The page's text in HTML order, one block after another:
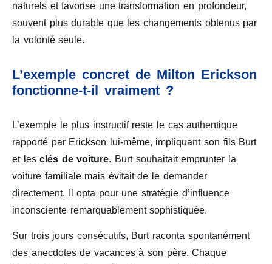
naturels et favorise une transformation en profondeur,
souvent plus durable que les changements obtenus par
la volonté seule.
L’exemple concret de Milton Erickson
fonctionne-t-il vraiment ?
L’exemple le plus instructif reste le cas authentique
rapporté par Erickson lui-même, impliquant son fils Burt
et lesclés de voiture. Burt souhaitait emprunter la
voiture familiale mais évitait de le demander
directement. Il opta pour une stratégie d’influence
inconsciente remarquablement sophistiquée.
Sur trois jours consécutifs, Burt raconta spontanément
des anecdotes de vacances à son père. Chaque